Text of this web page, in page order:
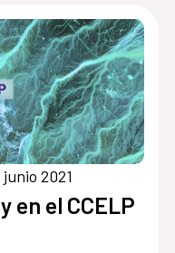
2021
en el CCELP